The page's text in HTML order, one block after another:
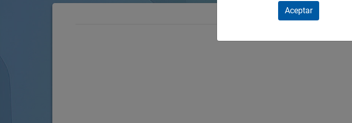
Aceptar